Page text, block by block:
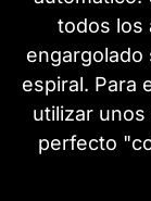
todos los
engargolado
espiral. Para
utilizar unos
perfecto